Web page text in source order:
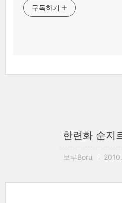
구독하기
한련화 순지
보루Boru